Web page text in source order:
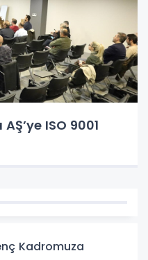
ISO 9001
Kadromuza